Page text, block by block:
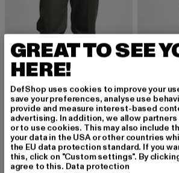
DICKIES
873 Work Rec
68,79 EUR
Derzeitiger Preis: 68,79 EUR
79,99 EURAktionspreis: 79,99 EUR
874
GREAT TO SEE
HERE!
DefShop uses cookies to improve your
save your preferences, analyse use
provide and measure interest-based
advertising. In addition, we allow
or to use cookies. This may also include
your data in the USA or other countries
the EU data protection standard. If you
this, click on "Custom settings". By
agree to this. Data protection